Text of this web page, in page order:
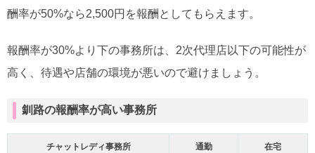
酬率が50%なら2,500円を報酬としてもらえます。
報酬率が30%より下の事務所は、2次代理店以下の可能性が
高く、待遇や店舗の環境が悪いので避けましょう。
釧路の報酬率が高い事務所
チャットレディ事務所 通勤 在宅